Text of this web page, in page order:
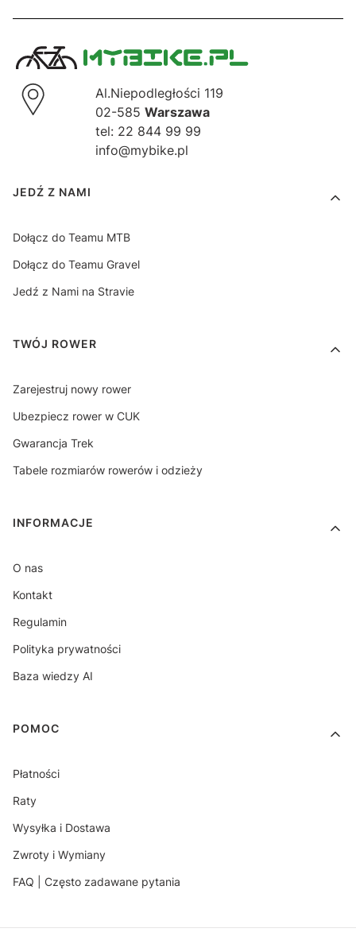
Al.Niepodległości 119
02-585 Warszawa
tel: 22 844 99 99
info@mybike.pl
Linki w stopce
JEDŹ Z NAMI
Dołącz do Teamu MTB
Dołącz do Teamu Gravel
Jedź z Nami na Stravie
TWÓJ ROWER
Zarejestruj nowy rower
Ubezpiecz rower w CUK
Gwarancja Trek
Tabele rozmiarów rowerów i odzieży
INFORMACJE
O nas
Kontakt
Regulamin
Polityka prywatności
Baza wiedzy AI
POMOC
Płatności
Raty
Wysyłka i Dostawa
Zwroty i Wymiany
FAQ | Często zadawane pytania